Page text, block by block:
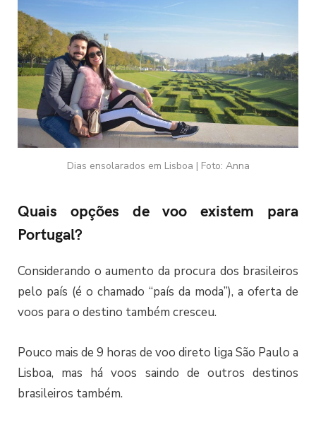
Dias ensolarados em Lisboa | Foto: Anna
Quais opções de voo existem para
Portugal?
Considerando o aumento da procura dos brasileiros
pelo país (é o chamado “país da moda”), a oferta de
voos para o destino também cresceu.
Pouco mais de 9 horas de voo direto liga São Paulo a
Lisboa, mas há voos saindo de outros destinos
brasileiros também.